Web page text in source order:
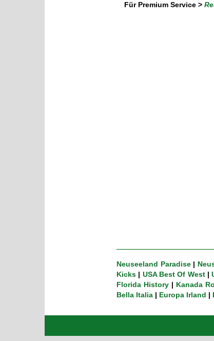
Für Premium Service >
Neuseeland Paradise|
Kicks | USA Best Of West|
Florida History| Kanada
Bella Italia | Europa Irland |